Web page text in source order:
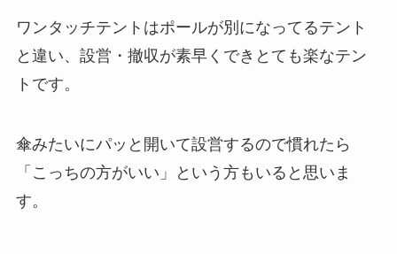
ワンタッチテントはポールが別になってるテント
と違い、設営・撤収が素早くできとても楽なテン
トです。
傘みたいにパッと開いて設営するので慣れたら
「こっちの方がいい」という方もいると思いま
す。